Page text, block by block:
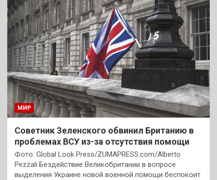
МИР
Советник Зеленского обвинил Британию в
проблемах ВСУ из-за отсутствия помощи
Фото: Global Look Press/ZUMAPRESS.com/Alberto
Pezzali Бездействие Великобритании в вопросе
выделения Украине новой военной помощи беспокоит